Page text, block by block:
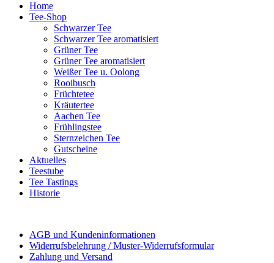
Home
Tee-Shop
Schwarzer Tee
Schwarzer Tee aromatisiert
Grüner Tee
Grüner Tee aromatisiert
Weißer Tee u. Oolong
Rooibusch
Früchtetee
Kräutertee
Aachen Tee
Frühlingstee
Sternzeichen Tee
Gutscheine
Aktuelles
Teestube
Tee Tastings
Historie
AGB und Kundeninformationen
Widerrufsbelehrung / Muster-Widerrufsformular
Zahlung und Versand